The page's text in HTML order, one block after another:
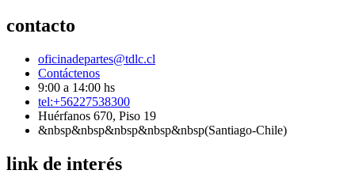
contacto
oficinadepartes@tdlc.cl
Contáctenos
9:00 a 14:00 hs
tel:+56227538300
Huérfanos 670, Piso 19
&nbsp&nbsp&nbsp&nbsp&nbsp(Santiago-Chile)
link de interés